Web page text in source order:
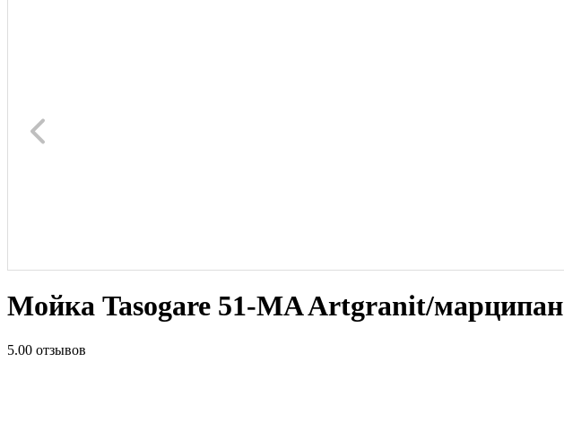
Мойка Tasogare 51-MA Artgranit/марципан
5.00 отзывов